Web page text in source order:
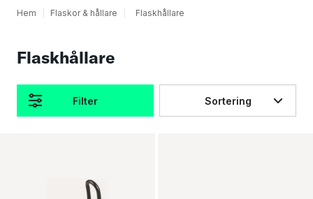
Hem Flaskor & hållare Flaskhållare
Flaskhållare
Filter Sortering